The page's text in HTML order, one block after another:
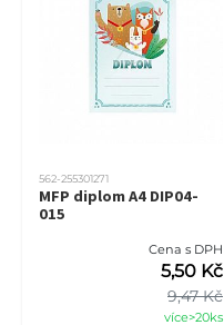
562-255301271
MFP diplom A4 DIP04-
015
Cena s DPH
9,47 Kč
5,50 Kč
více>20ks